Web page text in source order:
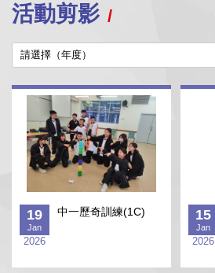
活動剪影
19
Jan
2026
中一歷奇訓練(1C) 15
Jan
2026